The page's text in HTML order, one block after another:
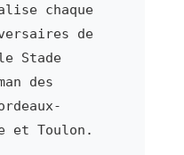
chaque
de
Stade
des
et Toulon.